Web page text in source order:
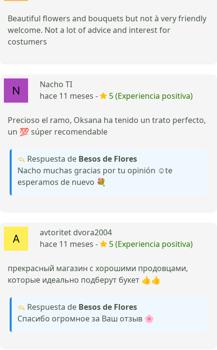
Beautiful flowers and bouquets but not à very friendly
welcome. Not a lot of advice and interest for
costumers
Nacho TI
hace 11 meses -
5 (Experiencia positiva)
Precioso el ramo, Oksana ha tenido un trato perfecto,
un 💯 súper recomendable
Respuesta de Besos de Flores
Nacho muchas gracias por tu opinión ☺️te
esperamos de nuevo 💐
avtoritet dvora2004
hace 11 meses -
5 (Experiencia positiva)
прекрасный магазин с хорошими продовцами,
которые идеально подберут букет 👍👍
Respuesta de Besos de Flores
Спасибо огромное за Ваш отзыв 🌸